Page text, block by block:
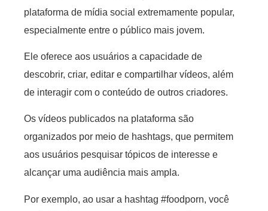
plataforma de mídia social extremamente popular,
especialmente entre o público mais jovem.
Ele oferece aos usuários a capacidade de
descobrir, criar, editar e compartilhar vídeos, além
de interagir com o conteúdo de outros criadores.
Os vídeos publicados na plataforma são
organizados por meio de hashtags, que permitem
aos usuários pesquisar tópicos de interesse e
alcançar uma audiência mais ampla.
Por exemplo, ao usar a hashtag #foodporn, você